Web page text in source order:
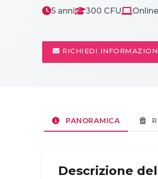
5 anni 300 CFU Online
RICHIEDI
PANORAMICA
Descrizione